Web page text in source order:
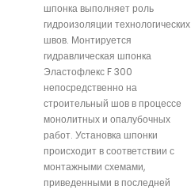
шпонка выполняет роль
гидроизоляции технологических
швов. Монтируется
гидравлическая шпонка
Эластофлекс F 300
непосредственно на
строительный шов в процессе
монолитных и опалубочных
работ. Установка шпонки
происходит в соответствии с
монтажными схемами,
приведенными в последней